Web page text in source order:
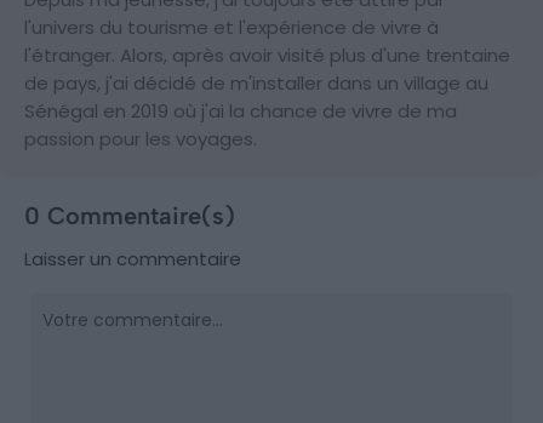
l'univers du tourisme et l'expérience de vivre à
l'étranger. Alors, après avoir visité plus d'une trentaine
de pays, j'ai décidé de m'installer dans un village au
Sénégal en 2019 où j'ai la chance de vivre de ma
passion pour les voyages.
0 Commentaire(s)
Laisser un commentaire